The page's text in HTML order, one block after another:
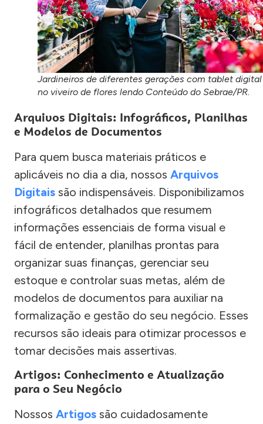
Jardineiros de diferentes gerações com tablet digital
no viveiro de flores lendo Conteúdo do Sebrae/PR.
Arquivos Digitais: Infográficos, Planilhas
e Modelos de Documentos
Para quem busca materiais práticos e
aplicáveis no dia a dia, nossos Arquivos
Digitais são indispensáveis. Disponibilizamos
infográficos detalhados que resumem
informações essenciais de forma visual e
fácil de entender, planilhas prontas para
organizar suas finanças, gerenciar seu
estoque e controlar suas metas, além de
modelos de documentos para auxiliar na
formalização e gestão do seu negócio. Esses
recursos são ideais para otimizar processos e
tomar decisões mais assertivas.
Artigos: Conhecimento e Atualização
para o Seu Negócio
Nossos Artigos são cuidadosamente